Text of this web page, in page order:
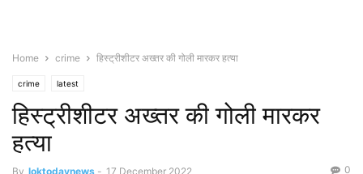
Home crime हिस्ट्रीशीटर अख्तर की गोली मारकर हत्या
crime latest
हिस्ट्रीशीटर अख्तर की गोली मारकर
हत्या
By loktodaynews - 17 December 2022 0